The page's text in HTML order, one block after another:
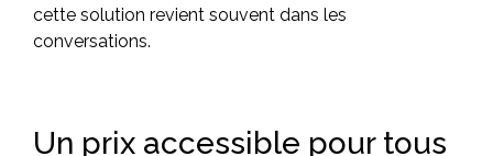
cette solution revient souvent dans les
conversations.
Un prix accessible pour tous